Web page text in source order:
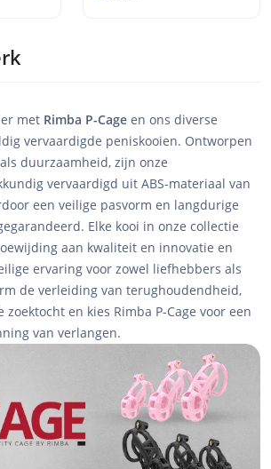
met Rimba P-Cage en ons diverse
vervaardigde peniskooien. Ontworpen
duurzaamheid, zijn onze
vervaardigd uit ABS-materiaal van
een veilige pasvorm en langdurige
Elke kooi in onze collectie
aan kwaliteit en innovatie en
ervaring voor zowel liefhebbers als
de verleiding van terughoudendheid,
en kies Rimba P-Cage voor een
van verlangen.